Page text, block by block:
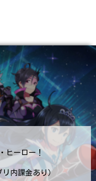
ヒーロー！
内課金あり）